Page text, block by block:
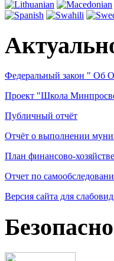
Федеральный закон " Об
Проект "Школа
Публичный отчёт
Отчёт о выполнении
План финансово-
Отчет по
Версия сайта для